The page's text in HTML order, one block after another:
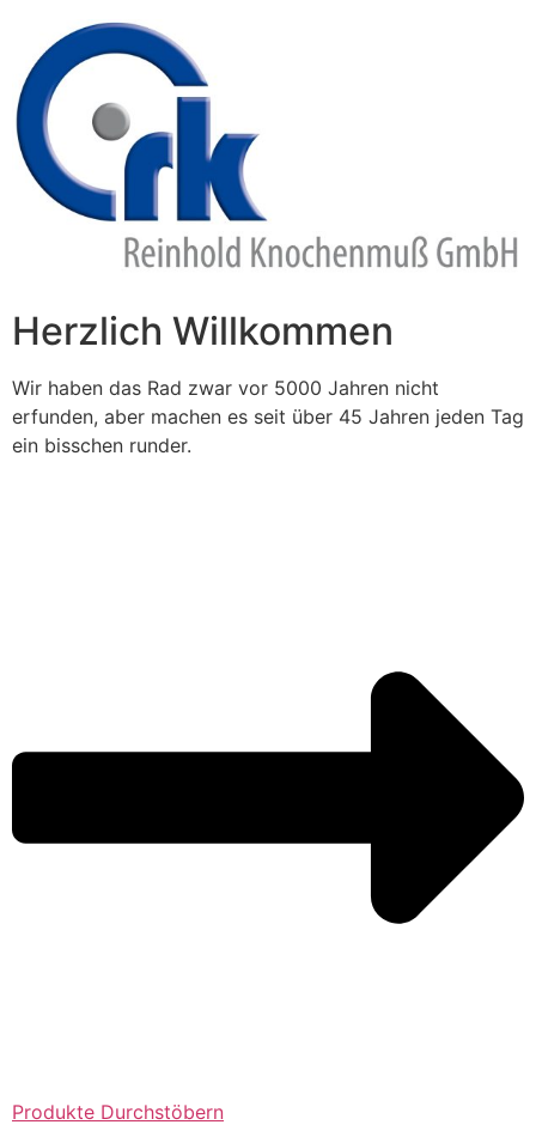
Inhalt
springen
Herzlich Willkommen
Wir haben das Rad zwar vor 5000 Jahren nicht
erfunden, aber machen es seit über 45 Jahren jeden Tag
ein bisschen runder.
Produkte Durchstöbern